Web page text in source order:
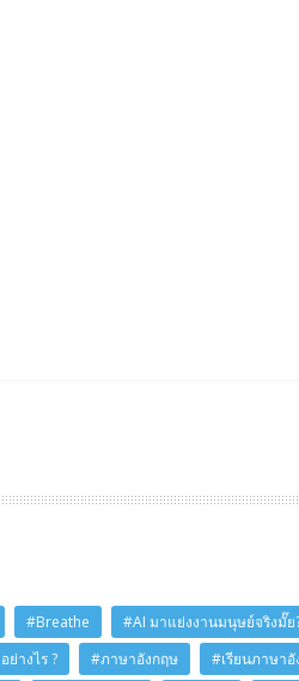
#Breathe #AI มาแย่งงานมนุษย์จริงมั๊ย
างไร ? #ภาษาอังกฤษ #เรียนภาษา